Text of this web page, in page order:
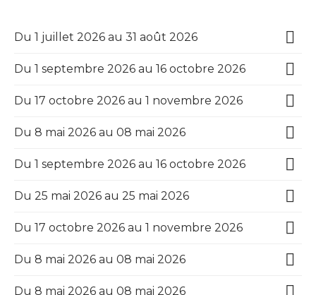
Du 1 juillet 2026 au 31 août 2026
Du 1 septembre 2026 au 16 octobre 2026
Du 17 octobre 2026 au 1 novembre 2026
Du 8 mai 2026 au 08 mai 2026
Du 1 septembre 2026 au 16 octobre 2026
Du 25 mai 2026 au 25 mai 2026
Du 17 octobre 2026 au 1 novembre 2026
Du 8 mai 2026 au 08 mai 2026
Du 8 mai 2026 au 08 mai 2026